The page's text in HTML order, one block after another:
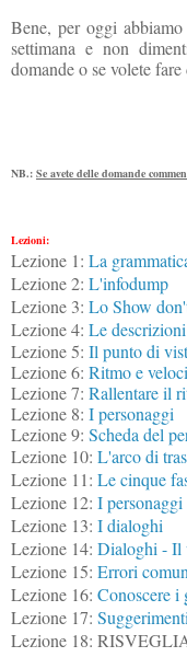
Bene, per oggi
settimana e non
domande o se volete
NB.: Se avete delle domande
Lezioni:
Lezione 1: La
Lezione 2: L'infodump
Lezione 3: Lo Show
Lezione 4: Le descrizioni
Lezione 5: Il punto di
Lezione 6: Ritmo e
Lezione 7: Rallentare il
Lezione 8: I personaggi
Lezione 9: Scheda del
Lezione 10: L'arco di
Lezione 11: Le cinque
Lezione 12: I
Lezione 13: I dialoghi
Lezione 14: Dialoghi - Il
Lezione 15: Errori
Lezione 16: Conoscere i
Lezione 17:
Lezione 18: